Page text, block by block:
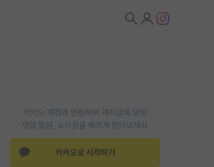
카카오 계정과 연동하여 게시글에 달린
댓글 알람, 소식등을 빠르게 받아보세요
카카오로 시작하기